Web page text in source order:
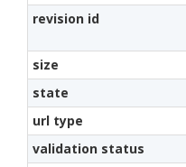
revision id
size
state
url type
validation status